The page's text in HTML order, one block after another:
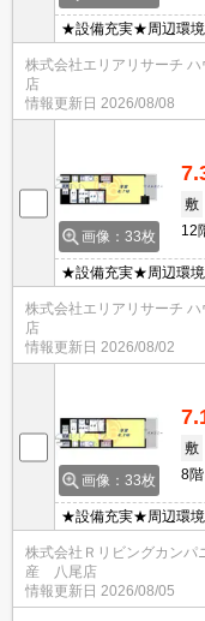
★設備充実★周辺環
株式会社エリアリサーチ
店
情報更新日 2026/08/08
画像：33枚
敷
12
★設備充実★周辺環
株式会社エリアリサーチ
店
情報更新日 2026/08/02
画像：33枚
敷
8階
★設備充実★周辺環
株式会社Ｒリビングカンパ
産 八尾店
情報更新日 2026/08/05